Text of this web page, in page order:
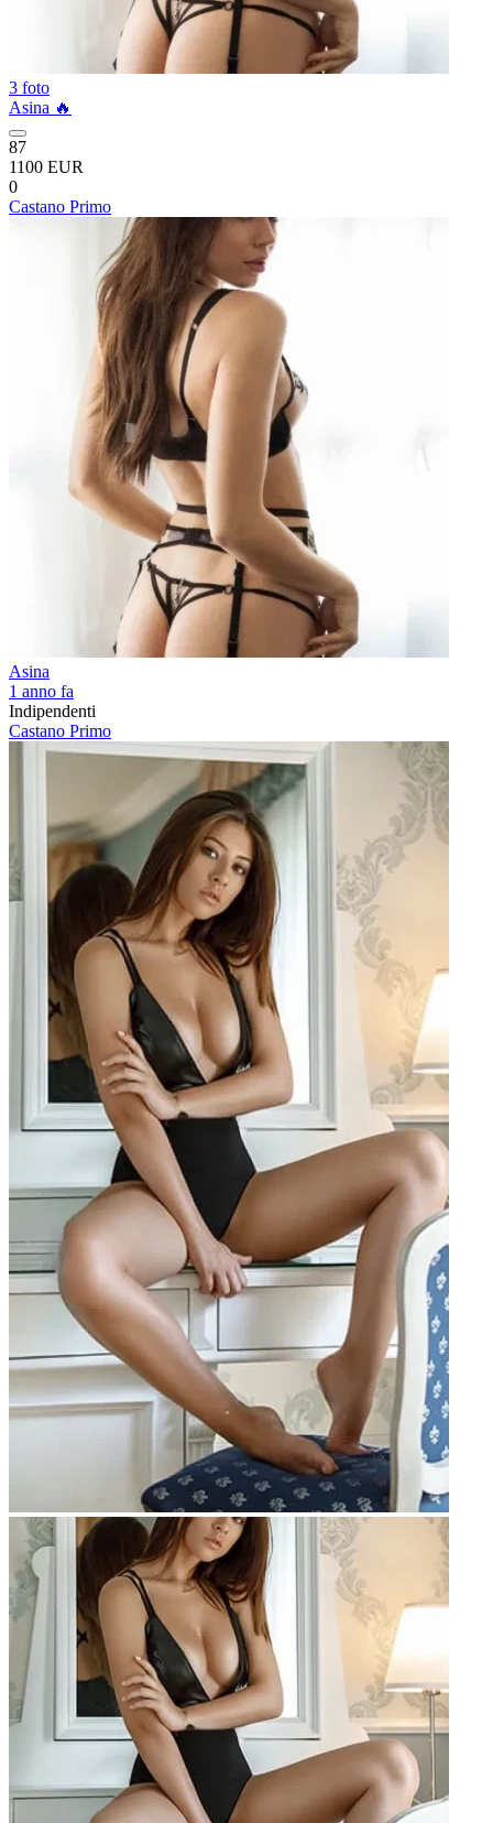
3 foto
Asina 🔥
87
1100 EUR
0
Castano Primo
Asina
1 anno fa
Indipendenti
Castano Primo